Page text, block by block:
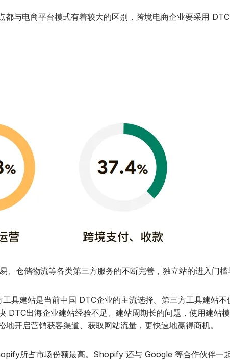
电商平台模式有着较大的区别，跨境电商企业要采用
储物流等各类第三方服务的不断完善，独立站的进入门槛
建站是当前中国 DTC企业的主流选择。第三方工具建站不
出海企业建站经验不足、建站周期长的问题，使用建站
开启营销获客渠道、获取网站流量，更快速地赢得商机。
所占市场份额最高。Shopify 还与 Google 等合作伙伴一